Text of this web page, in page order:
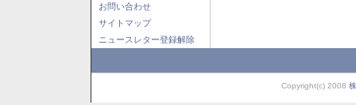
お問い合わせ
サイトマップ
ニュースレター登録解除
Copyright(c) 2008